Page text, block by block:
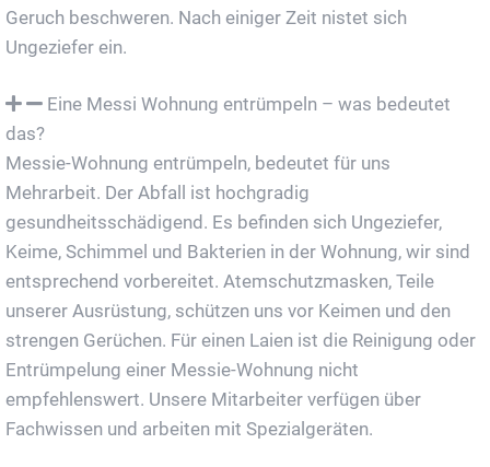
Geruch beschweren. Nach einiger Zeit nistet sich
Ungeziefer ein.
Eine Messi Wohnung entrümpeln – was bedeutet
das?
Messie-Wohnung entrümpeln, bedeutet für uns
Mehrarbeit. Der Abfall ist hochgradig
gesundheitsschädigend. Es befinden sich Ungeziefer,
Keime, Schimmel und Bakterien in der Wohnung, wir sind
entsprechend vorbereitet. Atemschutzmasken, Teile
unserer Ausrüstung, schützen uns vor Keimen und den
strengen Gerüchen. Für einen Laien ist die Reinigung oder
Entrümpelung einer Messie-Wohnung nicht
empfehlenswert. Unsere Mitarbeiter verfügen über
Fachwissen und arbeiten mit Spezialgeräten.